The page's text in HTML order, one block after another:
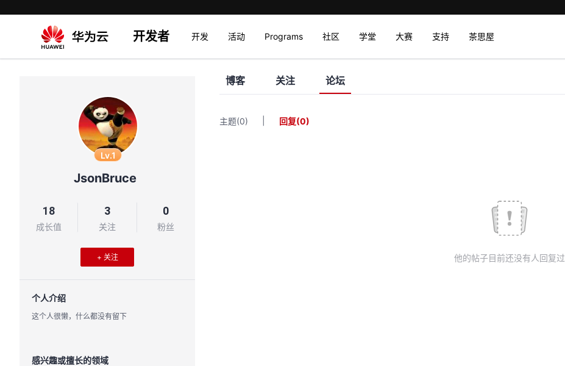
开发者 开发 活动 Programs 社区 学堂 大赛 支持 茶思屋
Lv.1
JsonBruce
18
成长值
3
关注
0
粉丝
+ 关注
个人介绍
这个人很懒，什么都没有留下
感兴趣或擅长的领域
博客 关注 论坛
主题(0) 回复(0)
他的帖子目前还没有人回复过